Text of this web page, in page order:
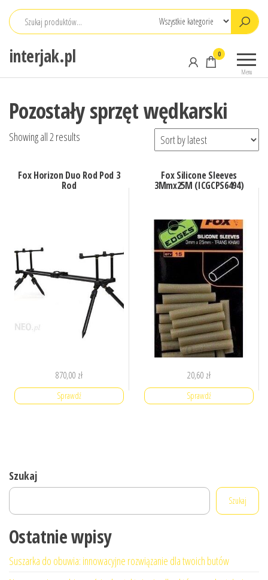
Przejdź
interjak.pl
Menu
0
Pozostały sprzęt wędkarski
Showing all 2 results
Fox Horizon Duo Rod Pod 3
Rod
870,00 zł
Sprawdź
Fox Silicone Sleeves
3Mmx25M (ICGCPS6494)
20,60 zł
Sprawdź
Szukaj
Szukaj
Ostatnie wpisy
Suszarka do obuwia: innowacyjne rozwiązanie dla twoich butów